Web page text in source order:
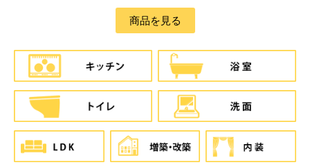
商品を見る